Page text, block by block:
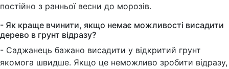
постійно з ранньої весни до морозів.
- Як краще вчинити, якщо немає можливості висадити
дерево в грунт відразу?
- Саджанець бажано висадити у відкритий грунт
якомога швидше. Якщо це неможливо зробити відразу,